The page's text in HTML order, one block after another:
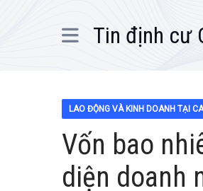
Tin định cư
LAO ĐỘNG VÀ KINH DOANH TẠI
Vốn bao
diện doanh